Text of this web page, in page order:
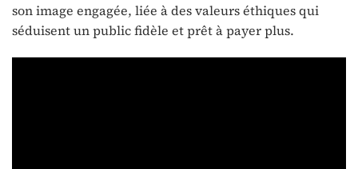
son image engagée, liée à des valeurs éthiques qui
séduisent un public fidèle et prêt à payer plus.